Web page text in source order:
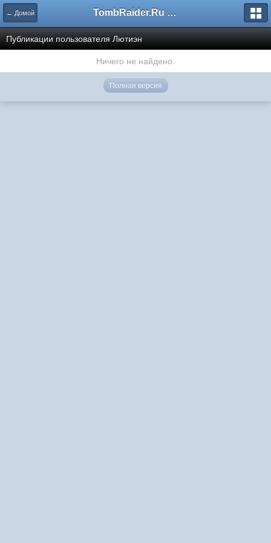
← Домой TombRaider.Ru - Форумы
Публикации пользователя Лютиэн
Ничего не найдено.
Полная версия